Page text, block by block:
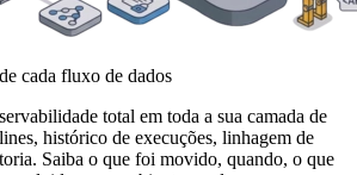
cada fluxo de dados
total em toda a sua camada de
histórico de execuções, linhagem de
Saiba o que foi movido, quando, o que